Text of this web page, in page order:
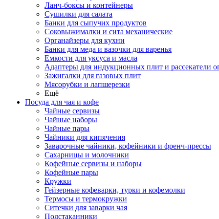
Ланч-боксы и контейнеры
Сушилки для салата
Банки для сыпучих продуктов
Соковыжималки и сита механические
Органайзеры для кухни
Банки для меда и вазочки для варенья
Емкости для уксуса и масла
Адаптеры для индукционных плит и рассекатели
Зажигалки для газовых плит
Мясорубки и лапшерезки
Ещё
Посуда для чая и кофе
Чайные сервизы
Чайные наборы
Чайные пары
Чайники для кипячения
Заварочные чайники, кофейники и френч-прессы
Сахарницы и молочники
Кофейные сервизы и наборы
Кофейные пары
Кружки
Гейзерные кофеварки, турки и кофемолки
Термосы и термокружки
Ситечки для заварки чая
Подстаканники